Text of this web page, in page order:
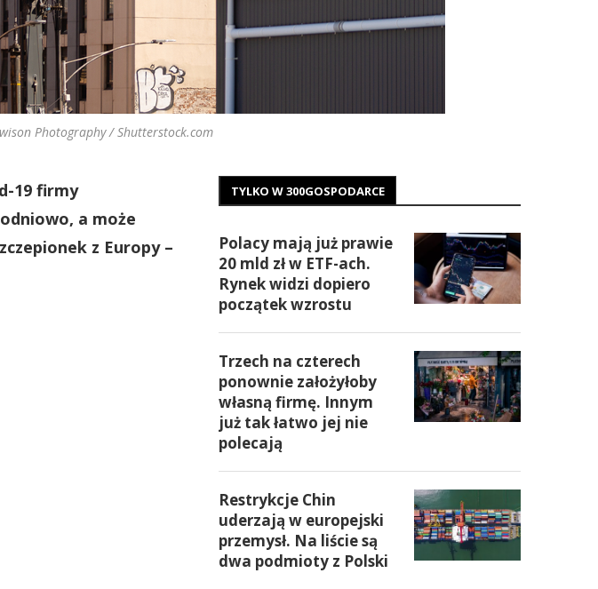
Photography / Shutterstock.com
19 firmy
a może
z Europy –
TYLKO W 300GOSPODARCE
Polacy mają już prawie
20 mld zł w ETF-ach.
Rynek widzi dopiero
początek wzrostu
Trzech na czterech
ponownie założyłoby
własną firmę. Innym
już tak łatwo jej nie
polecają
Restrykcje Chin
uderzają w europejski
przemysł. Na liście są
dwa podmioty z Polski